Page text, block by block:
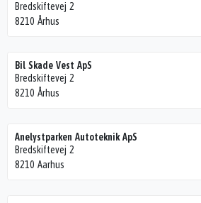
Bredskiftevej 2
8210 Århus
Bil Skade Vest ApS
Bredskiftevej 2
8210 Århus
Anelystparken Autoteknik ApS
Bredskiftevej 2
8210 Aarhus